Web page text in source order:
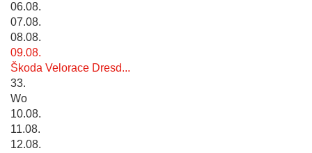
06.08.
07.08.
08.08.
09.08.
Škoda Velorace Dresd...
33.
Wo
10.08.
11.08.
12.08.